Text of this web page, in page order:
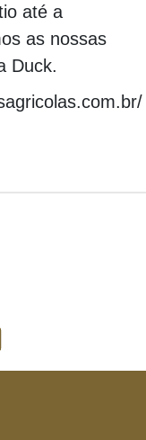
até a
as nossas
Duck.